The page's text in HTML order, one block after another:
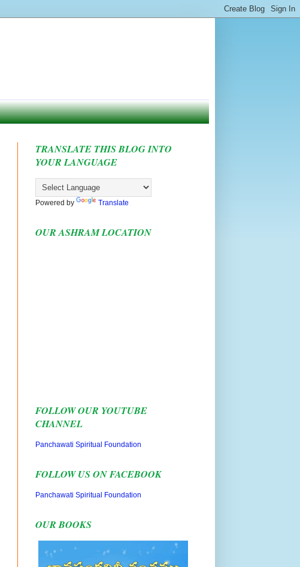
TRANSLATE THIS BLOG INTO
YOUR LANGUAGE
Powered by Translate
OUR ASHRAM LOCATION
FOLLOW OUR YOUTUBE
CHANNEL
Panchawati Spiritual Foundation
FOLLOW US ON FACEBOOK
Panchawati Spiritual Foundation
OUR BOOKS